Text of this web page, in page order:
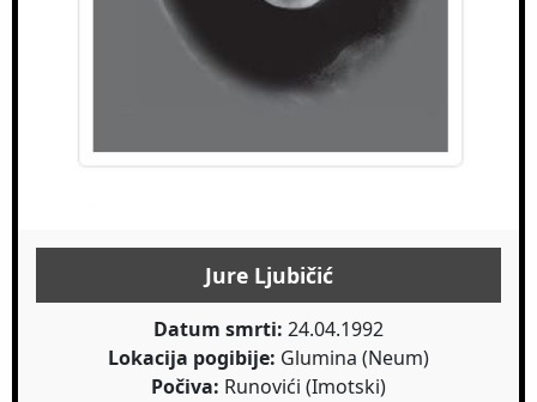
Jure Ljubičić
Datum smrti: 24.04.1992
Lokacija pogibije: Glumina (Neum)
Počiva: Runovići (Imotski)